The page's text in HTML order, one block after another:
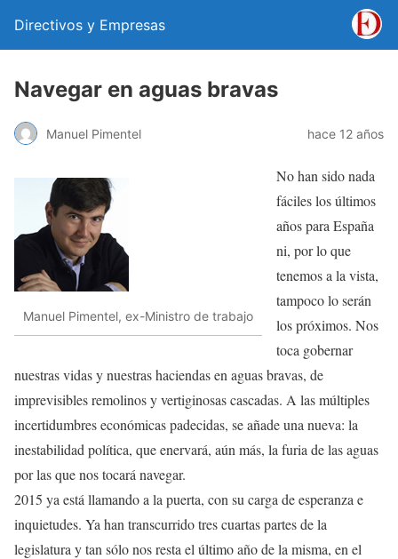
Directivos y Empresas
Navegar en aguas bravas
Manuel Pimentel hace 12 años
Manuel Pimentel, ex-Ministro de trabajo
No han sido nada
fáciles los últimos
años para España
ni, por lo que
tenemos a la vista,
tampoco lo serán
los próximos. Nos
toca gobernar
nuestras vidas y nuestras haciendas en aguas bravas, de
imprevisibles remolinos y vertiginosas cascadas. A las múltiples
incertidumbres económicas padecidas, se añade una nueva: la
inestabilidad política, que enervará, aún más, la furia de las aguas
por las que nos tocará navegar.
2015 ya está llamando a la puerta, con su carga de esperanza e
inquietudes. Ya han transcurrido tres cuartas partes de la
legislatura y tan sólo nos resta el último año de la misma, en el